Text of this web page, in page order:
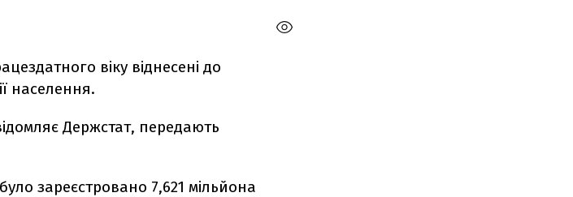
віку віднесені до
населення.
Держстат, передають
було зареєстровано 7,621 мільйона